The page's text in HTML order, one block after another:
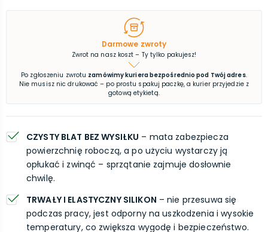
Darmowe zwroty
Zwrot na nasz koszt – Ty tylko pakujesz!
Po zgłoszeniu zwrotu zamówimy kuriera bezpośrednio pod Twój adres.
Nie musisz nic drukować – po prostu spakuj paczkę, a kurier przyjedzie z
gotową etykietą.
CZYSTY BLAT BEZ WYSIŁKU – mata zabezpiecza
powierzchnię roboczą, a po użyciu wystarczy ją
opłukać i zwinąć – sprzątanie zajmuje dosłownie
chwilę.
TRWAŁY I ELASTYCZNY SILIKON – nie przesuwa się
podczas pracy, jest odporny na uszkodzenia i wysokie
temperatury, co zwiększa wygodę i bezpieczeństwo.